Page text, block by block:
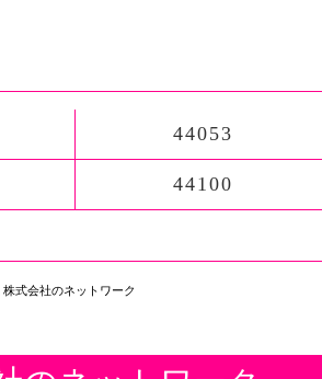
44053
44100
式会社のネットワーク